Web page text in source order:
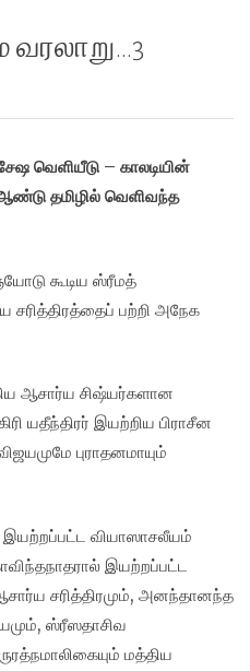
வெளியீடு – காலடியின்
தமிழில் வெளிவந்த
கூடிய ஸ்ரீமத்
பற்றி அநேக
ஆசார்ய சிஷ்யர்களான
யதீந்திரர் இயற்றிய பிராசீன
புராதனமாயும்
இயற்றப்பட்ட வியாஸாசலீயம்
இயற்றப்பட்ட
சரித்திரமும், அனந்தானந்த
ஸ்ரீஸதாசிவ
மத்திய